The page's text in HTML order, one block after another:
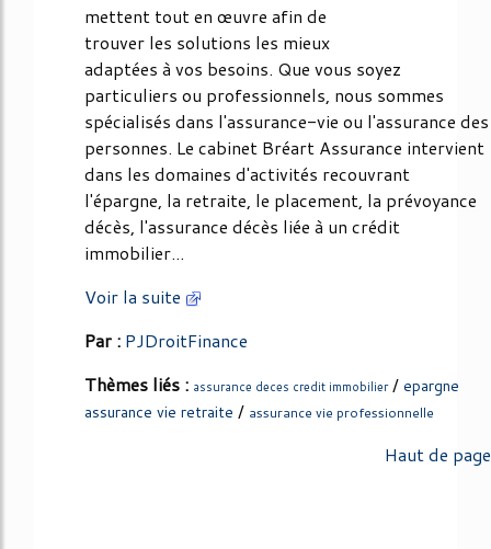
mettent tout en œuvre afin de
trouver les solutions les mieux
adaptées à vos besoins. Que vous soyez
particuliers ou professionnels, nous sommes
spécialisés dans l'assurance-vie ou l'assurance des
personnes. Le cabinet Bréart Assurance intervient
dans les domaines d'activités recouvrant
l'épargne, la retraite, le placement, la prévoyance
décès, l'assurance décès liée à un crédit
immobilier...
Voir la suite
Par : PJDroitFinance
Thèmes liés : assurance deces credit immobilier/ epargne
assurance vie retraite / assurance vie professionnelle
Haut de page